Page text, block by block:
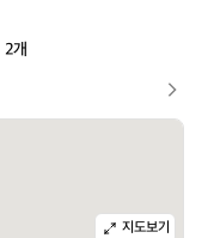
개
지도보기